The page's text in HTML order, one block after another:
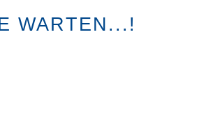
WARTEN...!